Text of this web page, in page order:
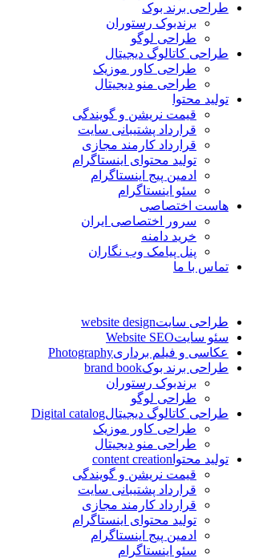
طراحی برند بوک
برندبوک رستوران
طراحی لوگو
طراحی کاتالوگ دیجیتال
طراحی کاور موزیک
طراحی منو دیجیتال
تولید محتوا
قیمت نریشن و گویندگی
قرارداد پشتیبانی سایت
قرارداد کارمند مجازی
تولید محتوای اینستاگرام
ادمین پیج اینستاگرام
سئو اینستاگرام
هاست اختصاصی
سرور اختصاصی ایران
خرید دامنه
پنل پیامک وب نگاران
تماس با ما
طراحی سایتwebsite design
سئو سایتWebsite SEO
عکاسی و فیلم برداریPhotography
طراحی برند بوکbrand book
برندبوک رستوران
طراحی لوگو
طراحی کاتالوگ دیجیتالDigital catalog
طراحی کاور موزیک
طراحی منو دیجیتال
تولید محتوا content creation
قیمت نریشن و گویندگی
قرارداد پشتیبانی سایت
قرارداد کارمند مجازی
تولید محتوای اینستاگرام
ادمین پیج اینستاگرام
سئو اینستاگرام